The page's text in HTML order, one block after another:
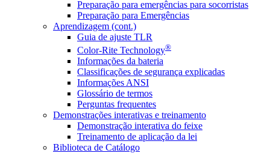
Preparação para emergências para socorristas
Preparação para Emergências
Aprendizagem (cont.)
Guia de ajuste TLR
Color-Rite Technology®
Informações da bateria
Classificações de segurança explicadas
Informações ANSI
Glossário de termos
Perguntas frequentes
Demonstrações interativas e treinamento
Demonstração interativa do feixe
Treinamento de aplicação da lei
Biblioteca de Catálogo